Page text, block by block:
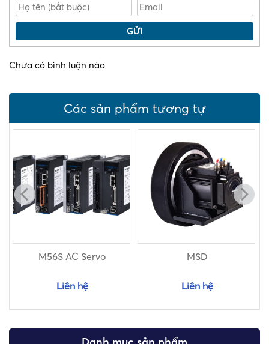
GỬI
Chưa có bình luận nào
Các sản phẩm tương tự
M56S AC Servo
Liên hệ
MSD
Liên hệ